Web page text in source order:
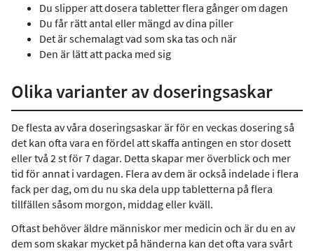
Du slipper att dosera tabletter flera gånger om dagen
Du får rätt antal eller mängd av dina piller
Det är schemalagt vad som ska tas och när
Den är lätt att packa med sig
Olika varianter av doseringsaskar
De flesta av våra doseringsaskar är för en veckas dosering så
det kan ofta vara en fördel att skaffa antingen en stor dosett
eller två 2 st för 7 dagar. Detta skapar mer överblick och mer
tid för annat i vardagen. Flera av dem är också indelade i flera
fack per dag, om du nu ska dela upp tabletterna på flera
tillfällen såsom morgon, middag eller kväll.
Oftast behöver äldre människor mer medicin och är du en av
dem som skakar mycket på händerna kan det ofta vara svårt